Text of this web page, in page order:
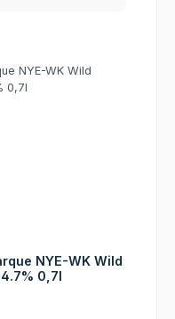
NYE-WK Wild
0,7l